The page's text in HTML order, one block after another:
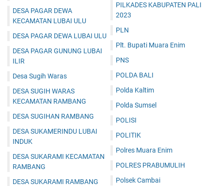
DESA PAGAR DEWA
KECAMATAN LUBAI ULU
DESA PAGAR DEWA LUBAI ULU
DESA PAGAR GUNUNG LUBAI
ILIR
Desa Sugih Waras
DESA SUGIH WARAS
KECAMATAN RAMBANG
DESA SUGIHAN RAMBANG
DESA SUKAMERINDU LUBAI
INDUK
DESA SUKARAMI KECAMATAN
RAMBANG
DESA SUKARAMI RAMBANG
PILKADES KABUPATEN PALI
2023
PLN
Plt. Bupati Muara Enim
PNS
POLDA BALI
Polda Kaltim
Polda Sumsel
POLISI
POLITIK
Polres Muara Enim
POLRES PRABUMULIH
Polsek Cambai